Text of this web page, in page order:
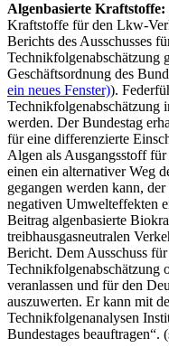
Algenbasierte Kraftstoffe:
Kraftstoffe für den Lkw-
Berichts des Ausschusses
Technikfolgenabschätzung
Geschäftsordnung des
ein neues Fenster)).
Technikfolgenabschätzung
werden. Der Bundestag
für eine differenzierte
Algen als Ausgangsstoff
einen ein alternativer Weg
gegangen werden kann,
negativen Umwelteffekten
Beitrag algenbasierte
treibhausgasneutralen
Bericht. Dem Ausschuss
Technikfolgenabschätzung
veranlassen und für den
auszuwerten. Er kann mit
Technikfolgenanalysen
Bundestages beauftragen“.